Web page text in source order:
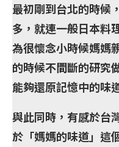
最初剛到台北的時候
多，就連一般日本料
為很懷念小時候媽媽
的時候不間斷的研究
能夠還原記憶中的味
與此同時，有感於台
於「媽媽的味道」這